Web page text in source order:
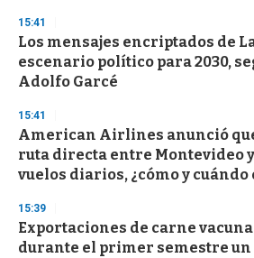
15:41
Los mensajes encriptados de
escenario político para 2030,
Adolfo Garcé
15:41
American Airlines anunció
ruta directa entre Montevideo
vuelos diarios, ¿cómo y cuándo
15:39
Exportaciones de carne vacuna
durante el primer semestre un